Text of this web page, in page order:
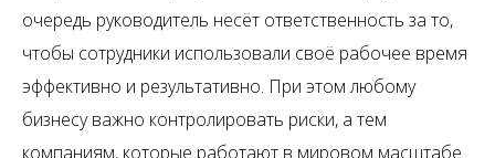
очередь руководитель несёт ответственность за то,
чтобы сотрудники использовали своё рабочее время
эффективно и результативно. При этом любому
бизнесу важно контролировать риски, а тем
компаниям, которые работают в мировом масштабе